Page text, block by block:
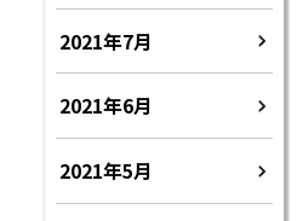
2021年7月
2021年6月
2021年5月